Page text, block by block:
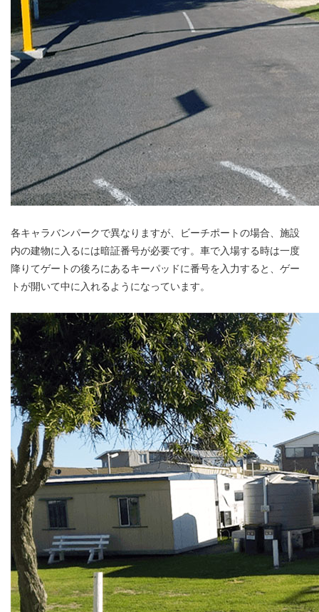
各キャラバンパークで異なりますが、ビーチポートの場合、施設
内の建物に入るには暗証番号が必要です。車で入場する時は一度
降りてゲートの後ろにあるキーパッドに番号を入力すると、ゲー
トが開いて中に入れるようになっています。